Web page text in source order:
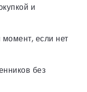
и
если нет
без